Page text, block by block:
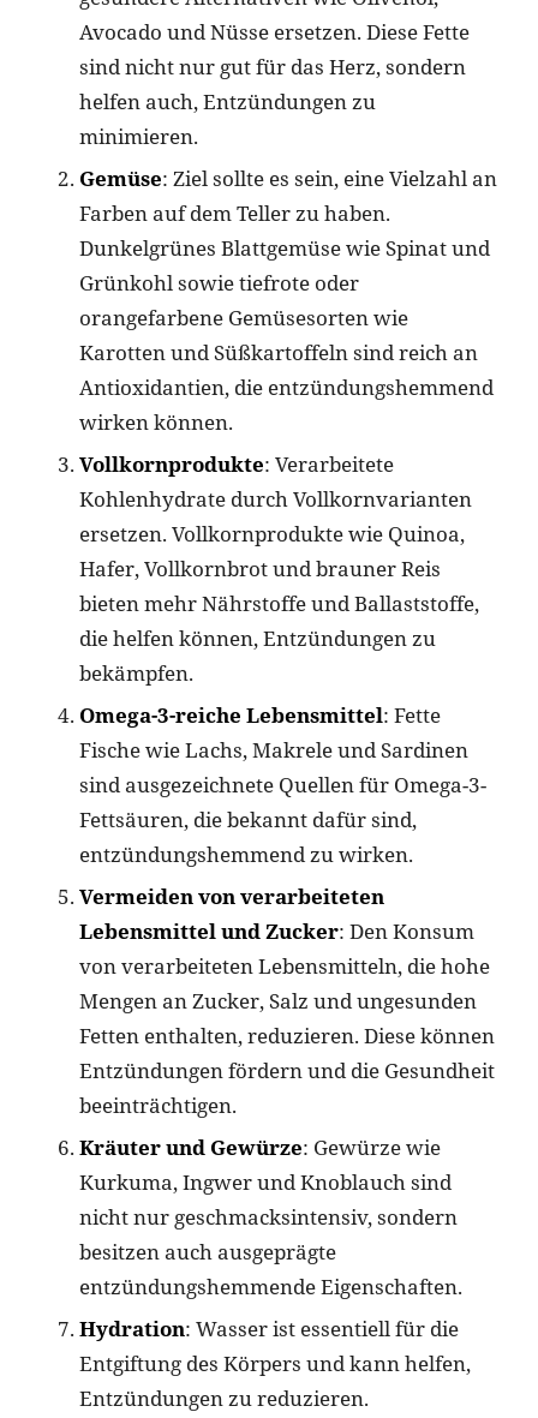
Avocado und Nüsse ersetzen. Diese Fette
sind nicht nur gut für das Herz, sondern
helfen auch, Entzündungen zu
minimieren.
Gemüse: Ziel sollte es sein, eine Vielzahl an
Farben auf dem Teller zu haben.
Dunkelgrünes Blattgemüse wie Spinat und
Grünkohl sowie tiefrote oder
orangefarbene Gemüsesorten wie
Karotten und Süßkartoffeln sind reich an
Antioxidantien, die entzündungshemmend
wirken können.
Vollkornprodukte: Verarbeitete
Kohlenhydrate durch Vollkornvarianten
ersetzen. Vollkornprodukte wie Quinoa,
Hafer, Vollkornbrot und brauner Reis
bieten mehr Nährstoffe und Ballaststoffe,
die helfen können, Entzündungen zu
bekämpfen.
Omega-3-reiche Lebensmittel: Fette
Fische wie Lachs, Makrele und Sardinen
sind ausgezeichnete Quellen für Omega-3-
Fettsäuren, die bekannt dafür sind,
entzündungshemmend zu wirken.
Vermeiden von verarbeiteten
Lebensmittel und Zucker: Den Konsum
von verarbeiteten Lebensmitteln, die hohe
Mengen an Zucker, Salz und ungesunden
Fetten enthalten, reduzieren. Diese können
Entzündungen fördern und die Gesundheit
beeinträchtigen.
Kräuter und Gewürze: Gewürze wie
Kurkuma, Ingwer und Knoblauch sind
nicht nur geschmacksintensiv, sondern
besitzen auch ausgeprägte
entzündungshemmende Eigenschaften.
Hydration: Wasser ist essentiell für die
Entgiftung des Körpers und kann helfen,
Entzündungen zu reduzieren.